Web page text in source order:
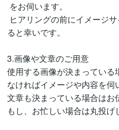
ると幸いです。
3.画像や文章のご用意
使用する画像が決まっている
なければイメージや内容を伺
文章も決まっている場合はお
もし、お忙しい場合は丸投げ